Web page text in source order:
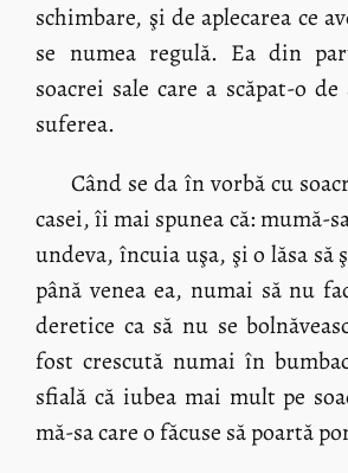
schimbare, şi de aplecarea ce
se numea regulă. Ea din
soacrei sale care a scăpat-o
suferea.
Când se da în vorbă cu
casei, îi mai spunea că: mumă-
undeva, încuia uşa, şi o lăsa să
până venea ea, numai să nu
deretice ca să nu se
fost crescută numai în
sfială că iubea mai mult pe
mă-sa care o făcuse să poartă